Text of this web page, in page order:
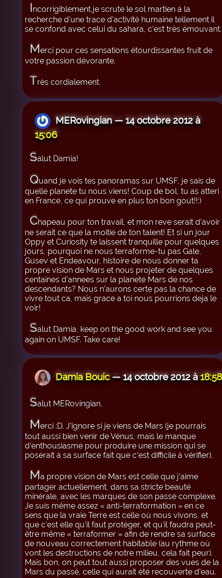
Incorrigiblement,je scrute le sol martien à la
recherche d’une trace d’activité humaine tellement il
se confond avec celui du sahara, c’est très émouvant.
Merci pour ces sensations étourdissantes fruit de
votre passion dévorante.
Très cordialement.
MERovingian — 14 octobre 2012 à
15:06
Salut Damia!
Quand je vois tes panoramas sur UMSF, je sais de
quelle planete tu nous viens! Coup de bol, tu as atteri
en France, ce qui prouve en plus ton bon gout!!:)
Chapeau pour ton travail, et mon reve serait d’avoir
ne serait ce que la moitie de ton talent! Et si un jour
Oppy et Curiosity te laissent tranquille pour quelques
jours, pourquoi ne nous terraforme-tu pas Gale,
Gusev et Endeavour, histoire de nous donner ta
propre vision de Mars et nous projeter de quelques
centaines d’annees sur la planete Mars de nos
descendants? Nous n’aurons certe pas la chance de
vivre tout ca, mais grace a toi nous pourrions deja le
voir!
Salut Damia, keep on the good work and see you
again on UMSF. Take care!
Damia Bouic— 14 octobre 2012 à18:58
Salut MERovingian,
Merci :D. J’ignore si je viens de Mars (je pourrais
tout aussi bien venir de Vénus, mais le manque
d’enthousiasme pour produire une mission qui se
poserait à sa surface fait que c’est difficile à vérifier).
Ma propre vision de Mars est celle que j’aime
partager actuellement, dans sa stricte beauté
minérale, avec les marques de son passé complexe.
Je suis même assez « anti-terraformation » en ce
sens que la vraie Terre est celle où nous vivons, et
que c’est elle qu’il faut protéger, et qu’il faudra peut-
être même « terraformer » afin de rendre sa surface
de nouveau correctement habitable (au rythme où
vont les destructions de notre milieu, cela fait peur).
Mais bon, on peut tout aussi proposer des vues de la
Mars du passé, celle qui aurait été recouverte d’eau.